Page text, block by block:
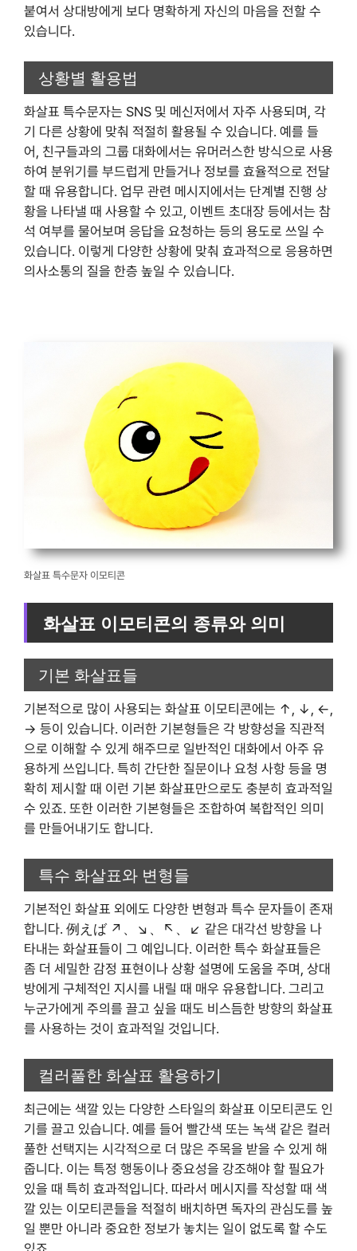
붙여서 상대방에게 보다 명확하게 자신의 마음을 전할 수
있습니다.
상황별 활용법
화살표 특수문자는 SNS 및 메신저에서 자주 사용되며, 각
기 다른 상황에 맞춰 적절히 활용될 수 있습니다. 예를 들
어, 친구들과의 그룹 대화에서는 유머러스한 방식으로 사용
하여 분위기를 부드럽게 만들거나 정보를 효율적으로 전달
할 때 유용합니다. 업무 관련 메시지에서는 단계별 진행 상
황을 나타낼 때 사용할 수 있고, 이벤트 초대장 등에서는 참
석 여부를 물어보며 응답을 요청하는 등의 용도로 쓰일 수
있습니다. 이렇게 다양한 상황에 맞춰 효과적으로 응용하면
의사소통의 질을 한층 높일 수 있습니다.
화살표 특수문자 이모티콘
화살표 이모티콘의 종류와 의미
기본 화살표들
기본적으로 많이 사용되는 화살표 이모티콘에는 ↑, ↓, ←,
→ 등이 있습니다. 이러한 기본형들은 각 방향성을 직관적
으로 이해할 수 있게 해주므로 일반적인 대화에서 아주 유
용하게 쓰입니다. 특히 간단한 질문이나 요청 사항 등을 명
확히 제시할 때 이런 기본 화살표만으로도 충분히 효과적일
수 있죠. 또한 이러한 기본형들은 조합하여 복합적인 의미
를 만들어내기도 합니다.
특수 화살표와 변형들
기본적인 화살표 외에도 다양한 변형과 특수 문자들이 존재
합니다. 例えば ↗️、↘️、↖️、↙️ 같은 대각선 방향을 나
타내는 화살표들이 그 예입니다. 이러한 특수 화살표들은
좀 더 세밀한 감정 표현이나 상황 설명에 도움을 주며, 상대
방에게 구체적인 지시를 내릴 때 매우 유용합니다. 그리고
누군가에게 주의를 끌고 싶을 때도 비스듬한 방향의 화살표
를 사용하는 것이 효과적일 것입니다.
컬러풀한 화살표 활용하기
최근에는 색깔 있는 다양한 스타일의 화살표 이모티콘도 인
기를 끌고 있습니다. 예를 들어 빨간색 또는 녹색 같은 컬러
풀한 선택지는 시각적으로 더 많은 주목을 받을 수 있게 해
줍니다. 이는 특정 행동이나 중요성을 강조해야 할 필요가
있을 때 특히 효과적입니다. 따라서 메시지를 작성할 때 색
깔 있는 이모티콘들을 적절히 배치하면 독자의 관심도를 높
일 뿐만 아니라 중요한 정보가 놓치는 일이 없도록 할 수도